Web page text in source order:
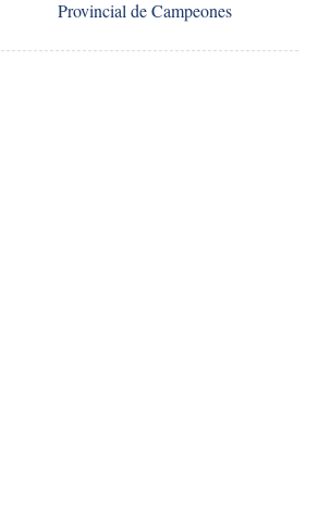
Provincial de Campeones